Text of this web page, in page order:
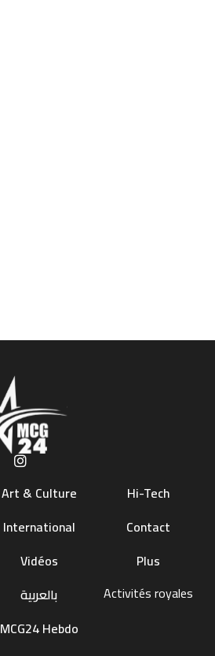
Art & Culture
International
Vidéos
بالعربية
MCG24 Hebdo
Hi-Tech
Contact
Plus
Activités royales